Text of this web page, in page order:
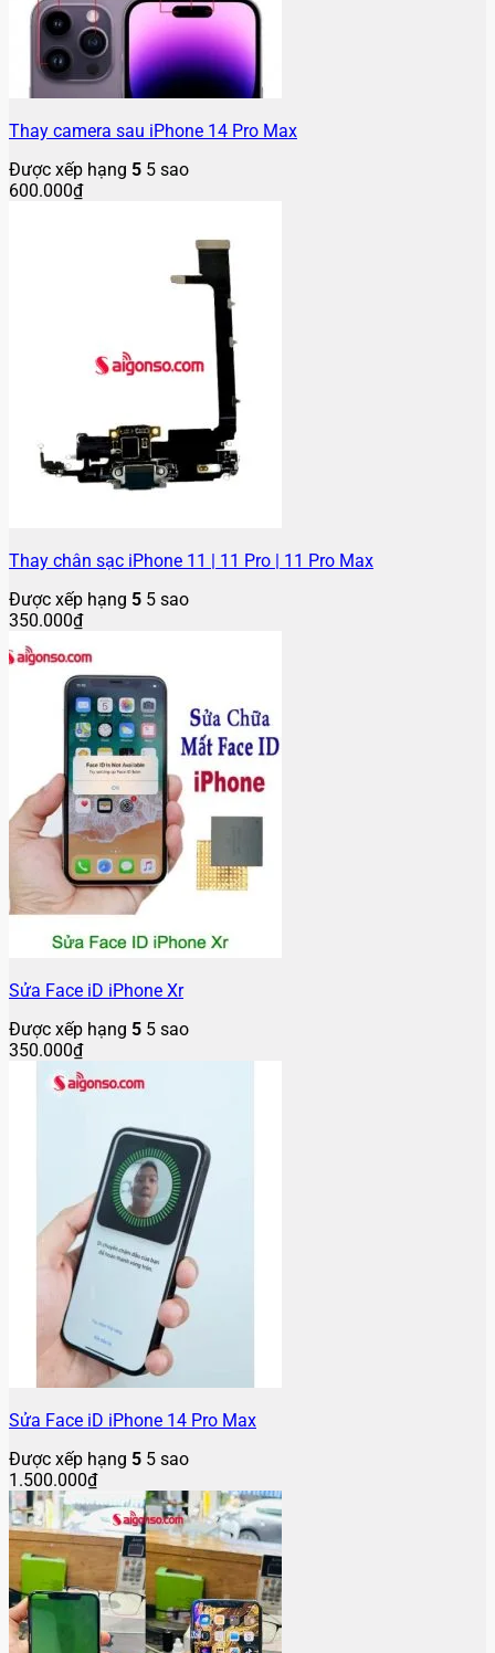
Thay camera sau iPhone 14 Pro Max
Được xếp hạng 5 5 sao
600.000₫
Thay chân sạc iPhone 11 | 11 Pro | 11 Pro Max
Được xếp hạng 5 5 sao
350.000₫
Sửa Face iD iPhone Xr
Được xếp hạng 5 5 sao
350.000₫
Sửa Face iD iPhone 14 Pro Max
Được xếp hạng 5 5 sao
1.500.000₫